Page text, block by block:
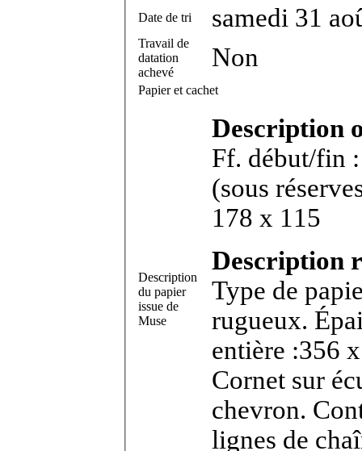
Date de tri samedi 31
Travail de
datation
achevé
Non
Papier et cachet
Description
du papier
issue de
Muse
Description
Ff. début/fin
(sous réserves). Feuillet in-
178 x 115
Description
Type de
rugueux.
entière :356
Cornet sur
chevron.
lignes de